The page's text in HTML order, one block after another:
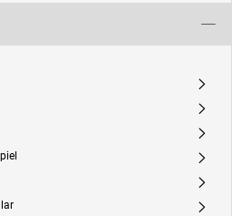
A
A
A
A
A
A